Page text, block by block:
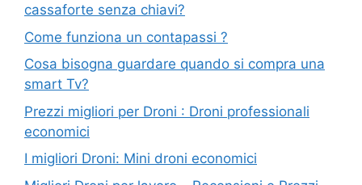
cassaforte senza chiavi?
Come funziona un contapassi ?
Cosa bisogna guardare quando si compra una
smart Tv?
Prezzi migliori per Droni : Droni professionali
economici
I migliori Droni: Mini droni economici